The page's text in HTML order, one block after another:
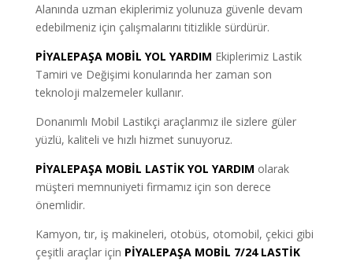
Alanında uzman ekiplerimiz yolunuza güvenle devam
edebilmeniz için çalışmalarını titizlikle sürdürür.
PİYALEPAŞA MOBİL YOL YARDIM Ekiplerimiz Lastik
Tamiri ve Değişimi konularında her zaman son
teknoloji malzemeler kullanır.
Donanımlı Mobil Lastikçi araçlarımız ile sizlere güler
yüzlü, kaliteli ve hızlı hizmet sunuyoruz.
PİYALEPAŞA MOBİL LASTİK YOL YARDIM olarak
müşteri memnuniyeti firmamız için son derece
önemlidir.
Kamyon, tır, iş makineleri, otobüs, otomobil, çekici gibi
çeşitli araçlar için PİYALEPAŞA MOBİL 7/24 LASTİK